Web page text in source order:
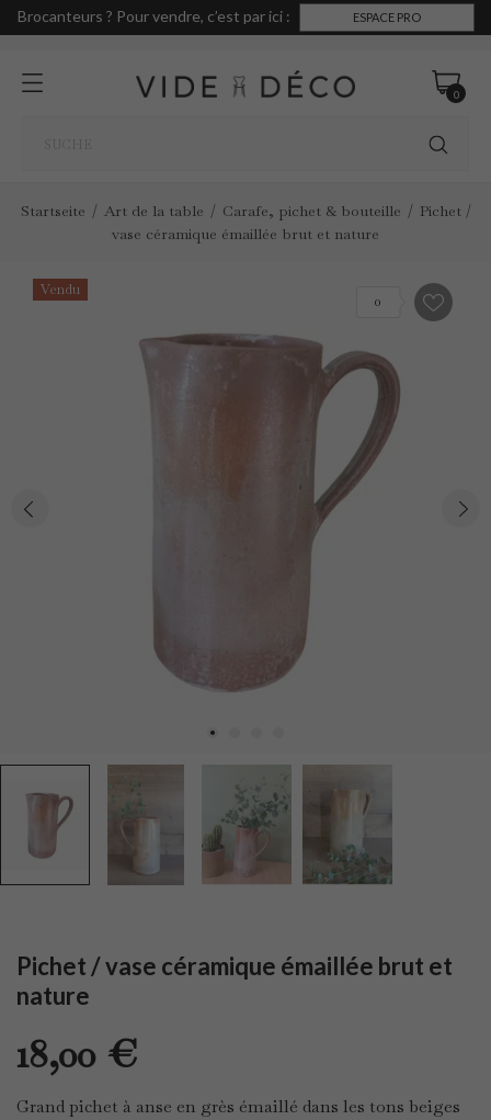
Brocanteurs ? Pour vendre, c’est par ici : ESPACE PRO
0
Startseite Art de la table Carafe, pichet & bouteille
Pichet /
vase céramique émaillée brut et nature
0
Vendu
Pichet / vase céramique émaillée brut et
nature
18,00 €
Grand pichet à anse en grès émaillé dans les tons beiges